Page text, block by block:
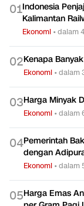
01Indonesia
Kalimantan
Ekonomi •dalam
02Kenapa
Ekonomi •dalam
03Harga Minyak
Ekonomi •dalam
04Pemerintah
dengan
Ekonomi •dalam
05Harga Emas